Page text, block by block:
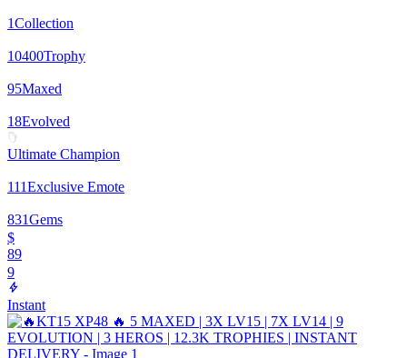
1Collection
10400Trophy
95Maxed
18Evolved
Ultimate Champion
111Exclusive Emote
831Gems
$
89
9
Instant